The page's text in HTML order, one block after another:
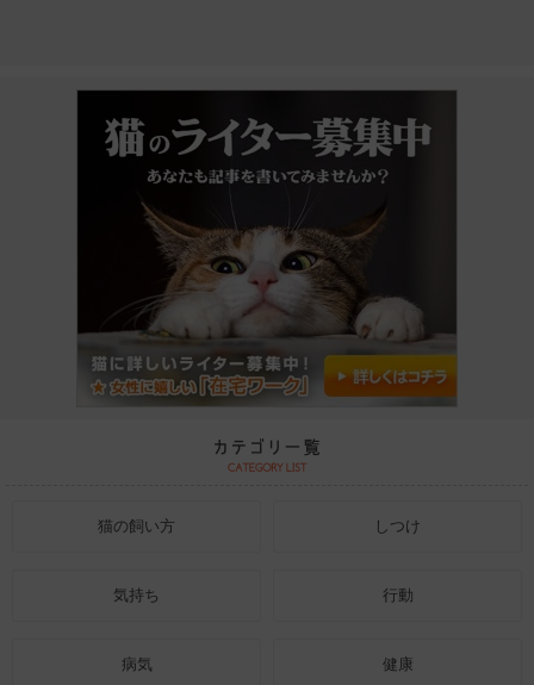
猫の飼い方 しつけ
気持ち 行動
病気 健康